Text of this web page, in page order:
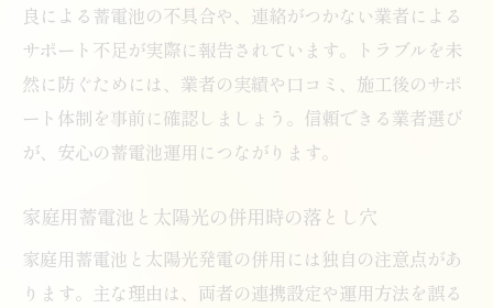
良による蓄電池の不具合や、連絡がつかない業者による
サポート不足が実際に報告されています。トラブルを未
然に防ぐためには、業者の実績や口コミ、施工後のサポ
ート体制を事前に確認しましょう。信頼できる業者選び
が、安心の蓄電池運用につながります。
家庭用蓄電池と太陽光の併用時の落とし穴
家庭用蓄電池と太陽光発電の併用には独自の注意点があ
ります。主な理由は、両者の連携設定や運用方法を誤る